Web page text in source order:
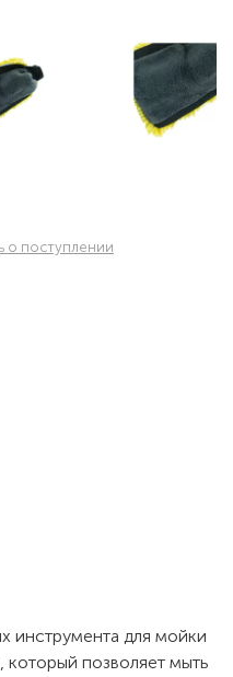
о поступлении
инструмента для мойки
позволяет мыть